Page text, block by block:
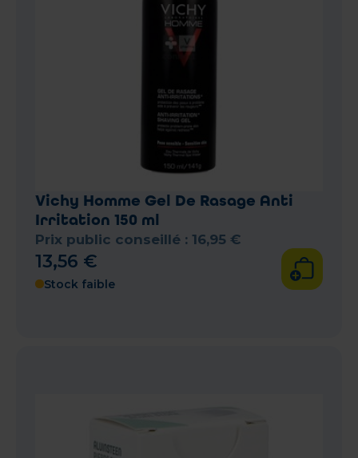
Vichy Homme Gel De Rasage Anti
Irritation 150 ml
Prix public conseillé : 16,95 €
13,56 €
Stock faible